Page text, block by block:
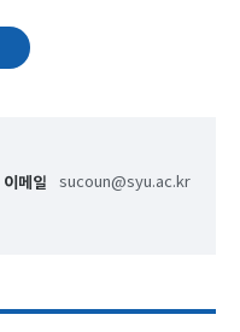
이메일 sucoun@syu.ac.kr